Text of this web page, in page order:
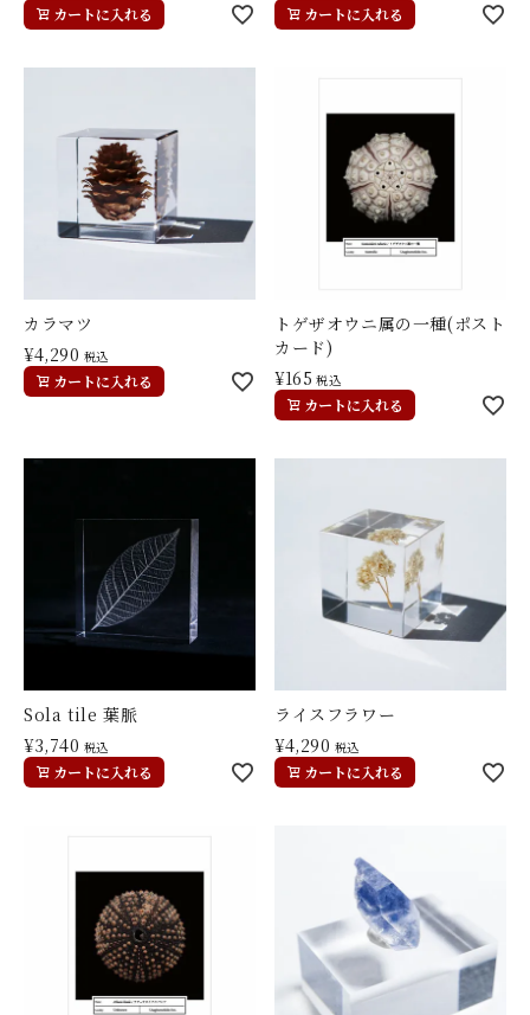
カートに入れる カートに入れる
カラマツ
¥4,290 税込
カートに入れる
トゲザオウニ属の一種(ポスト
カード)
¥165 税込
カートに入れる
Sola tile 葉脈
¥3,740 税込
カートに入れる
ライスフラワー
¥4,290 税込
カートに入れる